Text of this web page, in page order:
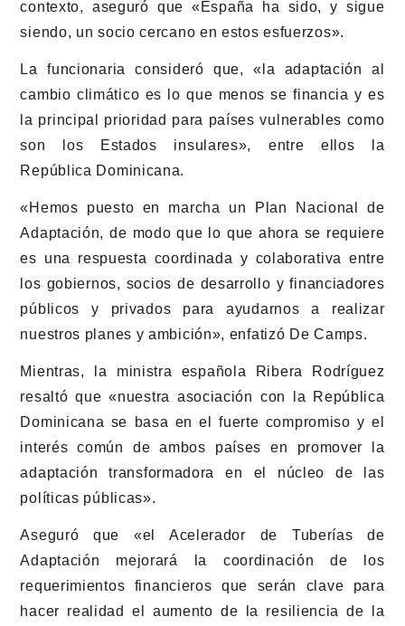
contexto, aseguró que «España ha sido, y sigue
siendo, un socio cercano en estos esfuerzos».
La funcionaria consideró que, «la adaptación al
cambio climático es lo que menos se financia y es
la principal prioridad para países vulnerables como
son los Estados insulares», entre ellos la
República Dominicana.
«Hemos puesto en marcha un Plan Nacional de
Adaptación, de modo que lo que ahora se requiere
es una respuesta coordinada y colaborativa entre
los gobiernos, socios de desarrollo y financiadores
públicos y privados para ayudarnos a realizar
nuestros planes y ambición», enfatizó De Camps.
Mientras, la ministra española Ribera Rodríguez
resaltó que «nuestra asociación con la República
Dominicana se basa en el fuerte compromiso y el
interés común de ambos países en promover la
adaptación transformadora en el núcleo de las
políticas públicas».
Aseguró que «el Acelerador de Tuberías de
Adaptación mejorará la coordinación de los
requerimientos financieros que serán clave para
hacer realidad el aumento de la resiliencia de la